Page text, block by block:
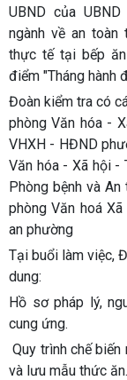
UBND của
ngành về an toàn
thực tế tại bếp
điểm "Tháng hành
Đoàn kiểm tra có
phòng Văn hóa -
VHXH - HĐND
Văn hóa - Xã hội -
Phòng bệnh và
phòng Văn hoá
an phường
Tại buổi làm việc,
dung:
Hồ sơ pháp lý,
cung ứng.
Quy trình chế
và lưu mẫu thức ăn.